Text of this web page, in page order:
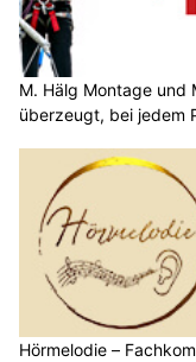
M. Hälg Montage und
überzeugt, bei jedem
Hörmelodie –